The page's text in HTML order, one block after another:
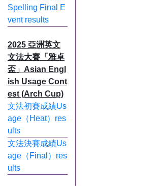
Spelling Final E
vent results
2025 亞洲英文
文法大賽「雅卓
盃」Asian Engl
ish Usage Cont
est (Arch Cup)
文法初賽成績Us
age（Heat）res
ults
文法決賽成績Us
age（Final）res
ults